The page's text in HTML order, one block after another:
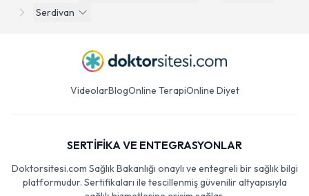
Serdivan
VideolarBlogOnline TerapiOnline Diyet
SERTİFİKA VE ENTEGRASYONLAR
Doktorsitesi.com Sağlık Bakanlığı onaylı ve entegreli bir sağlık bilgi
platformudur. Sertifikaları ile tescillenmiş güvenilir altyapısıyla